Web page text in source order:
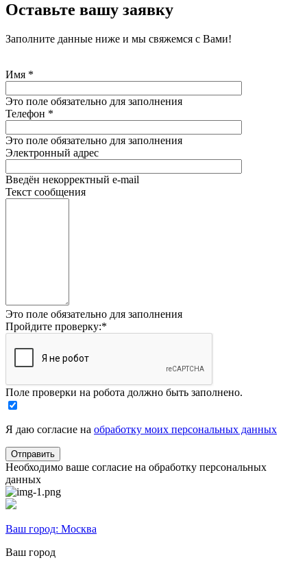
Оставьте вашу заявку
Заполните данные ниже и мы свяжемся с Вами!
Имя *
Это поле обязательно для заполнения
Телефон *
Это поле обязательно для заполнения
Электронный адрес
Введён некорректный e-mail
Текст сообщения
Это поле обязательно для заполнения
Пройдите проверку:*
Поле проверки на робота должно быть заполнено.
Я даю согласие на обработку моих персональных данных
Необходимо ваше согласие на обработку персональных
данных
Ваш город: Москва
Ваш город